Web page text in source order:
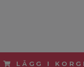
LÄGG I